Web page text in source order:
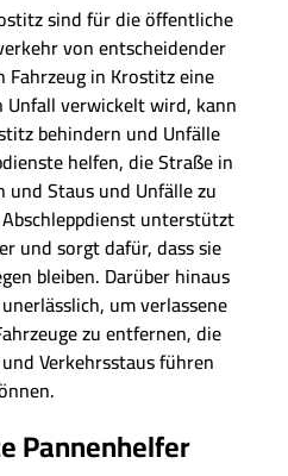
sind für die öffentliche
von entscheidender
Fahrzeug in Krostitz eine
Unfall verwickelt wird, kann
behindern und Unfälle
helfen, die Straße in
Staus und Unfälle zu
unterstützt
und sorgt dafür, dass sie
bleiben. Darüber hinaus
um verlassene
zu entfernen, die
Verkehrsstaus führen
Pannenhelfer